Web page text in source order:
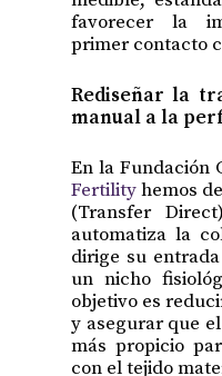
favorecer la
primer contacto
Rediseñar la
manual a la
En la Fundación
Fertilityhemos
(Transfer
automatiza la
dirige su
un nicho
objetivo es
y asegurar que
más propicio
con el tejido